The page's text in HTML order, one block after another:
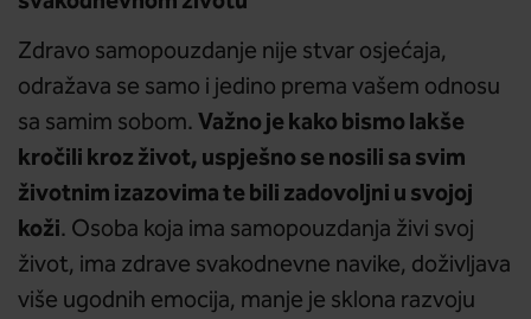
Zdravo samopouzdanje nije stvar osjećaja,
odražava se samo i jedino prema vašem odnosu
sa samim sobom.Važno je kako bismo lakše
kročili kroz život, uspješno se nosili sa svim
životnim izazovima te bili zadovoljni u svojoj
koži. Osoba koja ima samopouzdanja živi svoj
život, ima zdrave svakodnevne navike, doživljava
više ugodnih emocija, manje je sklona razvoju